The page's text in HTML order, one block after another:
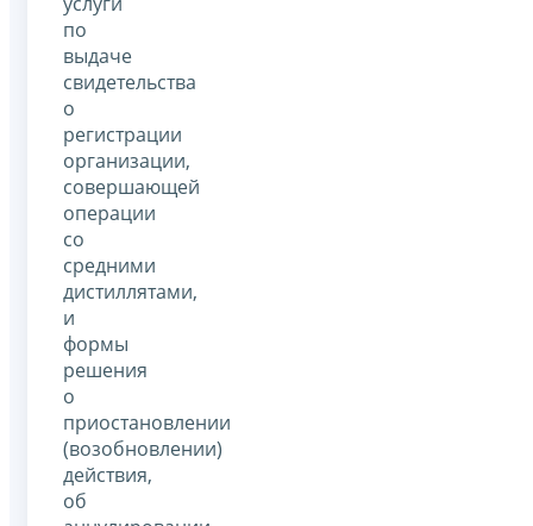
по
выдаче
свидетельства
о
регистрации
организации,
совершающей
операции
со
средними
дистиллятами,
и
формы
решения
о
приостановлении
(возобновлении)
действия,
об